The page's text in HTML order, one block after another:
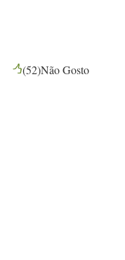
(52)Não Gosto